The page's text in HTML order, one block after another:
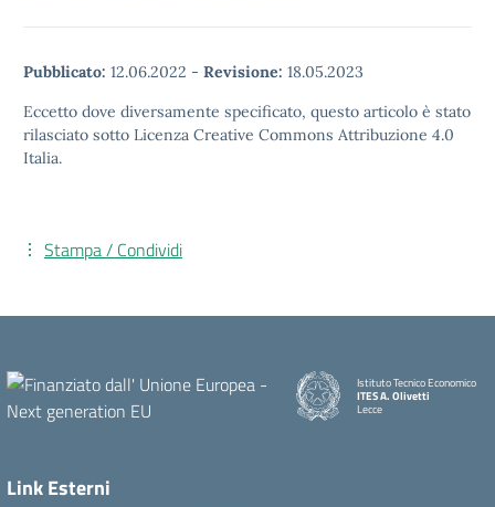
Pubblicato: 12.06.2022 - Revisione: 18.05.2023
Eccetto dove diversamente specificato, questo articolo è stato
rilasciato sotto Licenza Creative Commons Attribuzione 4.0
Italia.
Stampa / Condividi
Istituto Tecnico Economico
ITES A. Olivetti
Lecce
Link Esterni